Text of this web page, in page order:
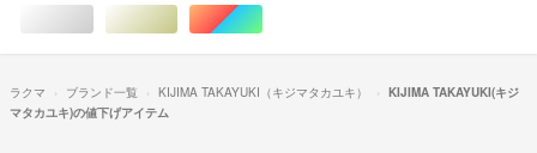
シルバー/銀色系ゴールド/金色系マルチカラー
ラクマ ブランド一覧 KIJIMA TAKAYUKI（キジマタカユキ）
KIJIMA TAKAYUKI(キジ
マタカユキ)の値下げアイテム